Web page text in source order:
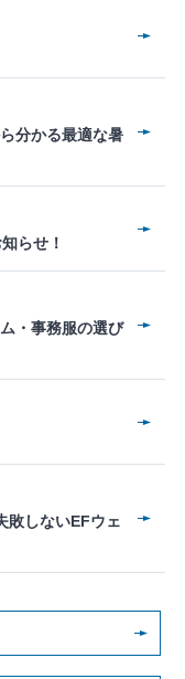
分かる最適な暑
らせ！
・事務服の選び
敗しないEFウェ